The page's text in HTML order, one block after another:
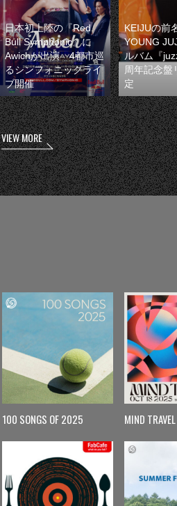
日本初上陸の『Red
Bull Symphonic』に
Awichが出演 4都市巡
るシンフォニックライ
ブ開催
KEIJUの前
YOUNG
ルバム『
周年記念盤
定
VIEW MORE
100 SONGS OF 2025 MIND TRAVEL